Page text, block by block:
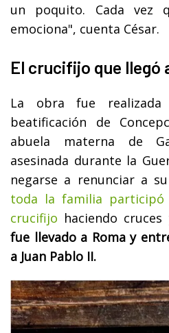
un poquito. Cada vez
emociona", cuenta César.
El crucifijo que llegó
La obra fue
beatificación de
abuela materna de
asesinada durante la
negarse a renunciar a
toda la familia participó
crucifijo haciendo
fue llevado a Roma y
a Juan Pablo II.